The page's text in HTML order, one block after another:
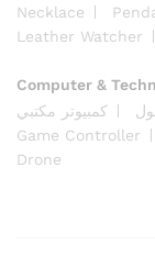
Necklace
Leather Watcher
Computer &
كمبيوتر مكتبي
Game Controller
Drone